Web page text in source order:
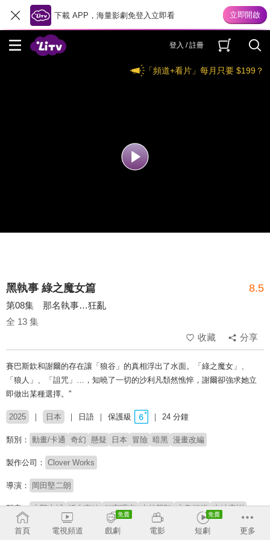
下載 APP，海量影劇免登入立即看
登入 / 註冊
「頻道+看片」每月只要 $199？
黑執事 綠之魔女篇 8.5
第08集 那名執事…狂亂
全 13 集
收藏
分享
賽巴斯欽和謝爾的存在讓「狼谷」的真相浮出了水面。「綠之魔女」、
「狼人」、「詛咒」…，知曉了一切的沙利凡頹然憔悴，謝爾卻強求她立
即做出某種選擇。"
2025 日本 日語 保護級 24 分鐘
類別： 動畫/卡通 奇幻 懸疑 日本 冒險 暗黑 漫畫改編
製作公司： Clover Works
導演： 岡田堅二朗
配音： 小野大輔 坂本真綾 釘宮理恵 小林親弘 寺島拓篤 東地宏樹
加藤英美里
麥人
首頁
電視頻道 戲劇 電影 短劇 更多